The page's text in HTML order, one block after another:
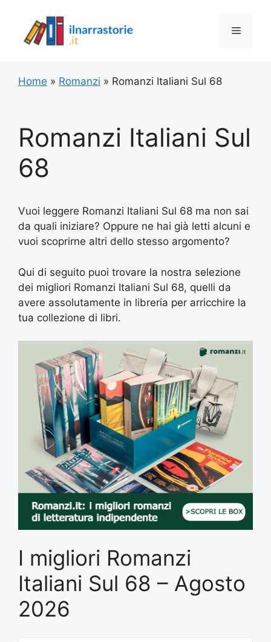
contenuto
Menu
Home » Romanzi » Romanzi Italiani Sul 68
Romanzi Italiani Sul
68
Vuoi leggere Romanzi Italiani Sul 68 ma non sai
da quali iniziare? Oppure ne hai già letti alcuni e
vuoi scoprirne altri dello stesso argomento?
Qui di seguito puoi trovare la nostra selezione
dei migliori Romanzi Italiani Sul 68, quelli da
avere assolutamente in libreria per arricchire la
tua collezione di libri.
I migliori Romanzi
Italiani Sul 68 – Agosto
2026